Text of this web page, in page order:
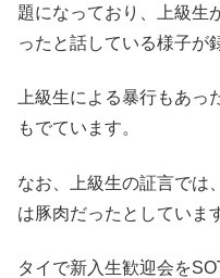
題になっており、
上級
ったと話している様子が
上級生による暴行もあ
もでています。
なお、上級生の証言では
は豚肉だったとしていま
タイで新入生歓迎会を